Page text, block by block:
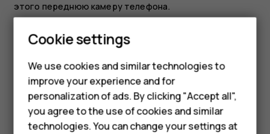
Smartphones
Feature phones
Phones for kids
Accessories
этого переднюю камеру телефона.
Переключитесь на переднюю камеру.
Наведите камеру на нужный объект и
сфокусируйте ее.
Нажмите кнопку спуска затвораphoto_camera
Cookie settings
We use cookies and similar technologies to
improve your experience and for
personalization of ads. By clicking "Accept all",
you agree to the use of cookies and similar
technologies. You can change your settings at